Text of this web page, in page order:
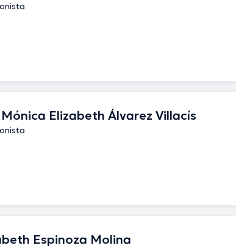
Mónica Elizabeth Álvarez Villacís
Espinoza Molina